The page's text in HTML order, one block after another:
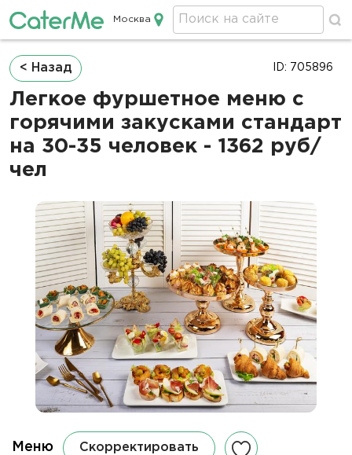
Кейтеринг в Москве
Москва
Строка
навигации
< Назад
Легкое фуршетное меню c
горячими закусками стандарт
на 30-35 человек - 1362 руб/
чел
ID: 705896
Меню Скорректировать